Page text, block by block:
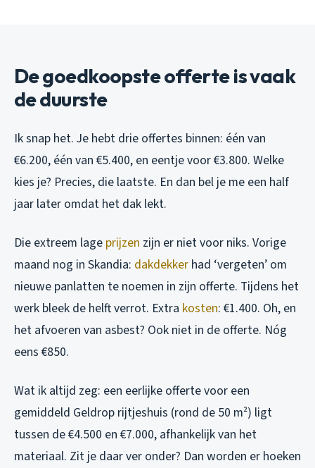
De goedkoopste offerte is vaak
de duurste
Ik snap het. Je hebt drie offertes binnen: één van
€6.200, één van €5.400, en eentje voor €3.800. Welke
kies je? Precies, die laatste. En dan bel je me een half
jaar later omdat het dak lekt.
Die extreem lage prijzen zijn er niet voor niks. Vorige
maand nog in Skandia: dakdekker had ‘vergeten’ om
nieuwe panlatten te noemen in zijn offerte. Tijdens het
werk bleek de helft verrot. Extra kosten: €1.400. Oh, en
het afvoeren van asbest? Ook niet in de offerte. Nóg
eens €850.
Wat ik altijd zeg: een eerlijke offerte voor een
gemiddeld Geldrop rijtjeshuis (rond de 50 m²) ligt
tussen de €4.500 en €7.000, afhankelijk van het
materiaal. Zit je daar ver onder? Dan worden er hoeken